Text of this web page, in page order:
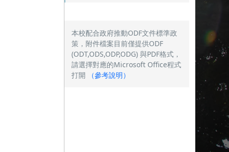
本校配合政府推動ODF文件標準政
策，附件檔案目前僅提供ODF
(ODT,ODS,ODP,ODG) 與PDF格式，
請選擇對應的Microsoft Office程式
打開
（參考說明）